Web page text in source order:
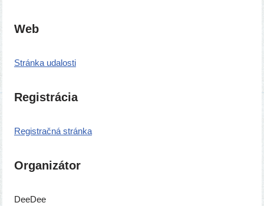
Web
Stránka uda­los­ti
Registrácia
Registračná strán­ka
Organizátor
DeeDee